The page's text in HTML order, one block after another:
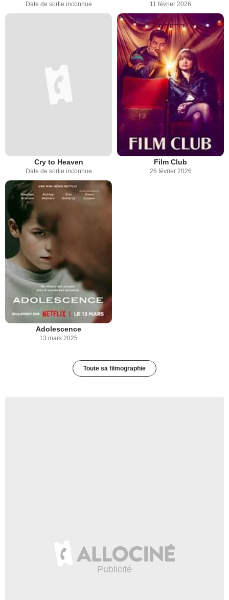
Date de sortie inconnue 11 février 2026
Cry to Heaven
Date de sortie inconnue
Film Club
26 février 2026
Adolescence
13 mars 2025
Toute sa filmographie